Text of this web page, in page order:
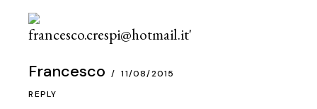
Francesco 11/08/2015
REPLY